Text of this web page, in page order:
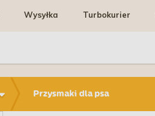
Wysyłka Turbokurier
Przysmaki dla psa